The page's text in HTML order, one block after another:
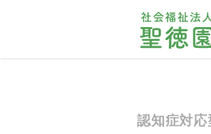
認知症対